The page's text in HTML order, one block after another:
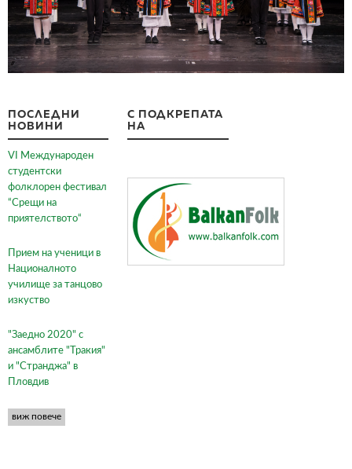
ПОСЛЕДНИ
НОВИНИ
VI Международен
студентски
фолклорен фестивал
“Срещи на
приятелството“
Прием на ученици в
Националното
училище за танцово
изкуство
"Заедно 2020" с
ансамблите "Тракия"
и "Странджа" в
Пловдив
виж повече
С ПОДКРЕПАТА
НА